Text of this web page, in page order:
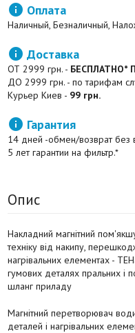
 Оплата
Наличный, Безналичный,
 Доставка
ОТ 2999 грн. - БЕСПЛАТНО*
ДО 2999 грн. - по тарифам
Курьер Киев - 99 грн.
 Гарантия
14 дней -обмен/возврат без
5 лет гарантии на фильтр.*
Опис
Накладний магнітний
техніку від накипу,
нагрівальних елементах -
гумових деталях пральних і
шланг приладу
Магнітний перетворювач
деталей і нагрівальних